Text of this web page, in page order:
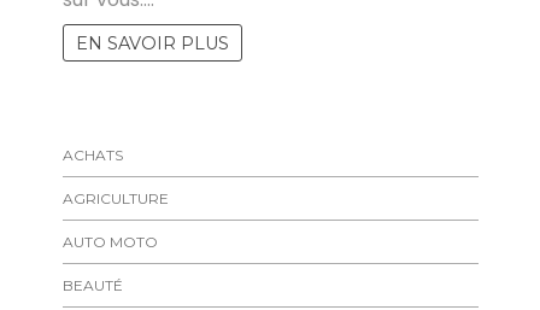
EN SAVOIR PLUS
ACHATS
AGRICULTURE
AUTO MOTO
BEAUTÉ